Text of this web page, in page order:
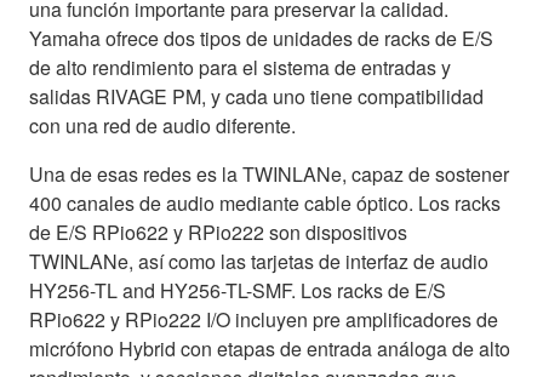
una función importante para preservar la calidad.
Yamaha ofrece dos tipos de unidades de racks de E/S
de alto rendimiento para el sistema de entradas y
salidas RIVAGE PM, y cada uno tiene compatibilidad
con una red de audio diferente.
Una de esas redes es la TWINLANe, capaz de sostener
400 canales de audio mediante cable óptico. Los racks
de E/S RPio622 y RPio222 son dispositivos
TWINLANe, así como las tarjetas de interfaz de audio
HY256-TL and HY256-TL-SMF. Los racks de E/S
RPio622 y RPio222 I/O incluyen pre amplificadores de
micrófono Hybrid con etapas de entrada análoga de alto